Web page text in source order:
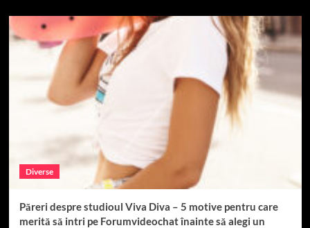
Diverse
Păreri despre studioul Viva Diva – 5 motive pentru care
merită să intri pe Forumvideochat înainte să alegi un